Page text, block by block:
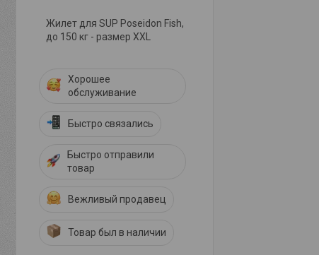
Жилет для SUP Poseidon Fish,
до 150 кг - размер XXL
Хорошее
обслуживание
Быстро связались
Быстро отправили
товар
Вежливый продавец
Товар был в наличии